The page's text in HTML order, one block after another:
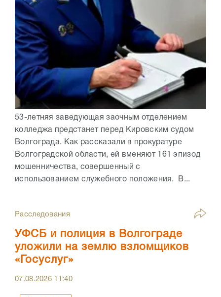
53-летняя заведующая заочным отделением
колледжа предстанет перед Кировским судом
Волгограда. Как рассказали в прокуратуре
Волгоградской области, ей вменяют 161 эпизод
мошенничества, совершенный с
использованием служебного положения. В...
Расследования
УФСБ и полиция в Волгограде
уложили на землю взломщиков
«Госуслуг»
07.08.2026 11:40